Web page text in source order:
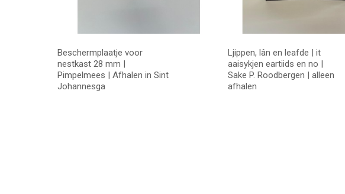
Beschermplaatje voor
nestkast 28 mm |
Pimpelmees | Afhalen in Sint
Johannesga
Ljippen, lân en leafde | it
aaisykjen eartiids en no |
Sake P. Roodbergen | alleen
afhalen